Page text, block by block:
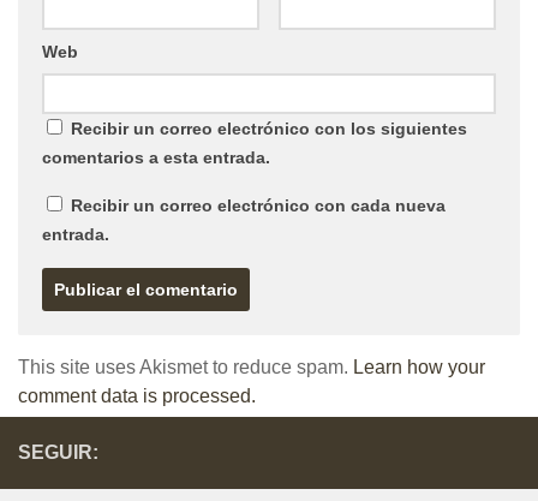
Web
Recibir un correo electrónico con los siguientes
comentarios a esta entrada.
Recibir un correo electrónico con cada nueva
entrada.
This site uses Akismet to reduce spam. Learn how your
comment data is processed.
SEGUIR: